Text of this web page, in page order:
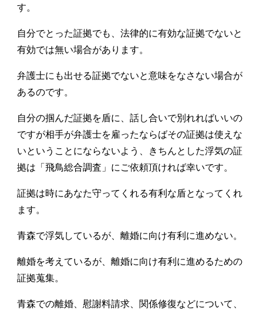
す。
自分でとった証拠でも、法律的に有効な証拠でないと
有効では無い場合があります。
弁護士にも出せる証拠でないと意味をなさない場合が
あるのです。
自分の掴んだ証拠を盾に、話し合いで別れればいいの
ですが相手が弁護士を雇ったならばその証拠は使えな
いということにならないよう、きちんとした浮気の証
拠は「飛鳥総合調査」にご依頼頂ければ幸いです。
証拠は時にあなた守ってくれる有利な盾となってくれ
ます。
青森で浮気しているが、離婚に向け有利に進めない。
離婚を考えているが、離婚に向け有利に進めるための
証拠蒐集。
青森での離婚、慰謝料請求、関係修復などについて、